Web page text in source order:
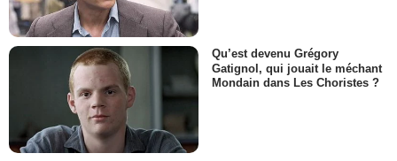
Qu’est devenu Grégory
Gatignol, qui jouait le méchant
Mondain dans Les Choristes ?